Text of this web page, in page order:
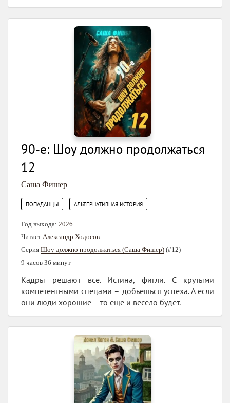
90-е: Шоу должно продолжаться
12
Саша Фишер
ПОПАДАНЦЫ АЛЬТЕРНАТИВНАЯ ИСТОРИЯ
Год выхода: 2026
Читает Александр Ходосов
Серия Шоу должно продолжаться (Саша Фишер) (#12)
9 часов 36 минут
Кадры решают все. Истина, фигли. С крутыми
компетентными спецами – добьешься успеха. А если
они люди хорошие – то еще и весело будет.